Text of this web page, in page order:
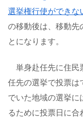
選挙権行使ができな
の移動後は、移動先
とになります。
単身赴任先に住民
任先の選挙で投票は
でいた地域の選挙に
るために投票日に合